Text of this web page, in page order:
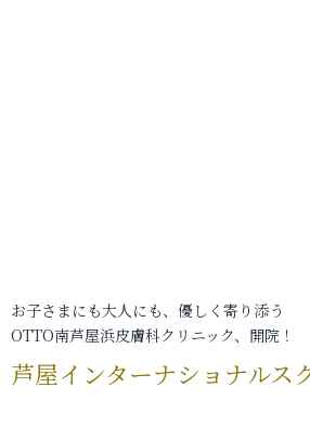
お子さまにも大人にも、優しく寄り添う
OTTO南芦屋浜皮膚科クリニック、開院！
芦屋インターナショナルス